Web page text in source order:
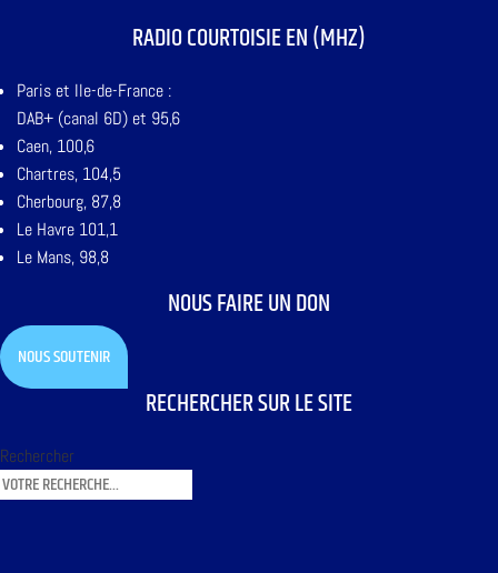
RADIO COURTOISIE EN (MHZ)
Paris et Ile-de-France :
DAB+ (canal 6D) et 95,6
Caen, 100,6
Chartres, 104,5
Cherbourg, 87,8
Le Havre 101,1
Le Mans, 98,8
NOUS FAIRE UN DON
NOUS SOUTENIR
RECHERCHER SUR LE SITE
Rechercher